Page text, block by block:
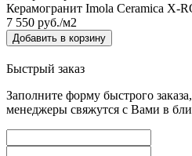
Керамогранит Imola Ceramica X-
7 550 руб./м2
Добавить в корзину
Быстрый заказ
Заполните форму быстрого
менеджеры свяжутся с Вами в